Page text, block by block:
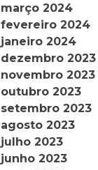
março 2024
fevereiro 2024
janeiro 2024
dezembro 2023
novembro 2023
outubro 2023
setembro 2023
agosto 2023
julho 2023
junho 2023